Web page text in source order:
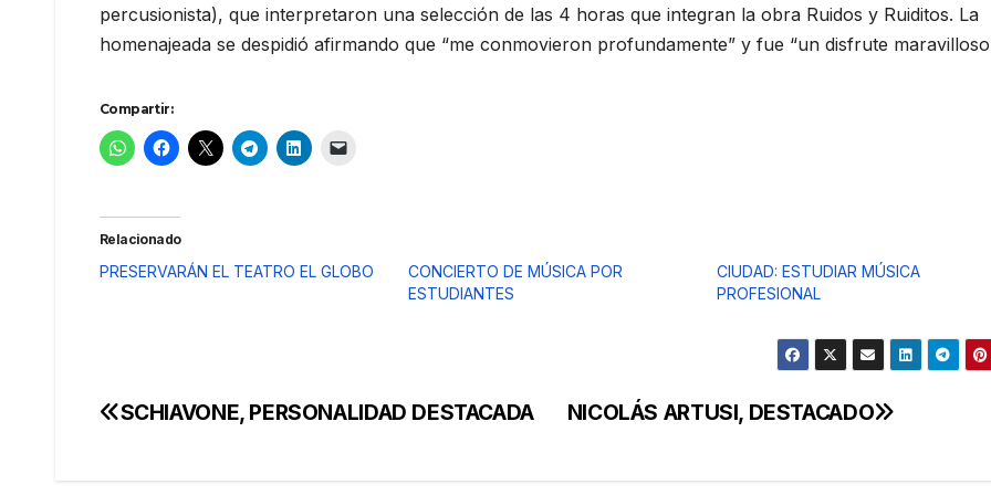
percusionista), que interpretaron una selección de las 4 horas que integran la obra Ruidos y Ruiditos. La
homenajeada se despidió afirmando que “me conmovieron profundamente” y fue “un disfrute
Compartir:
Relacionado
PRESERVARÁN EL TEATRO EL GLOBO
CONCIERTO DE MÚSICA POR
ESTUDIANTES
CIUDAD: ESTUDIAR MÚSICA
PROFESIONAL
Navegación
NICOLÁS ARTUSI, DESTACADO
SCHIAVONE, PERSONALIDAD DESTACADA